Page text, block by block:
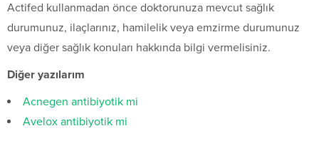
Actifed kullanmadan önce doktorunuza mevcut sağlık
durumunuz, ilaçlarınız, hamilelik veya emzirme durumunuz
veya diğer sağlık konuları hakkında bilgi vermelisiniz.
Diğer yazılarım
Acnegen antibiyotik mi
Avelox antibiyotik mi